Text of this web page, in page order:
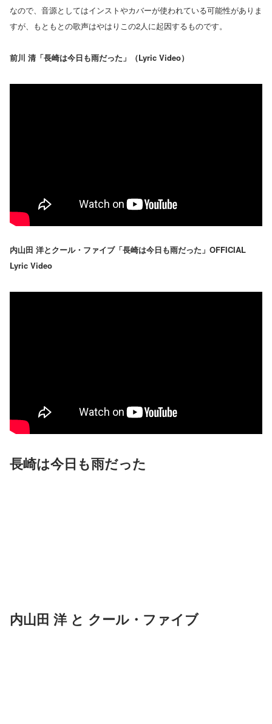
なので、音源としてはインストやカバーが使われている可能性がありま
すが、もともとの歌声はやはりこの2人に起因するものです。
前川 清「長崎は今日も雨だった」（Lyric Video）
内山田 洋とクール・ファイブ「長崎は今日も雨だった」OFFICIAL
Lyric Video
長崎は今日も雨だった
内山田 洋 と クール・ファイブ